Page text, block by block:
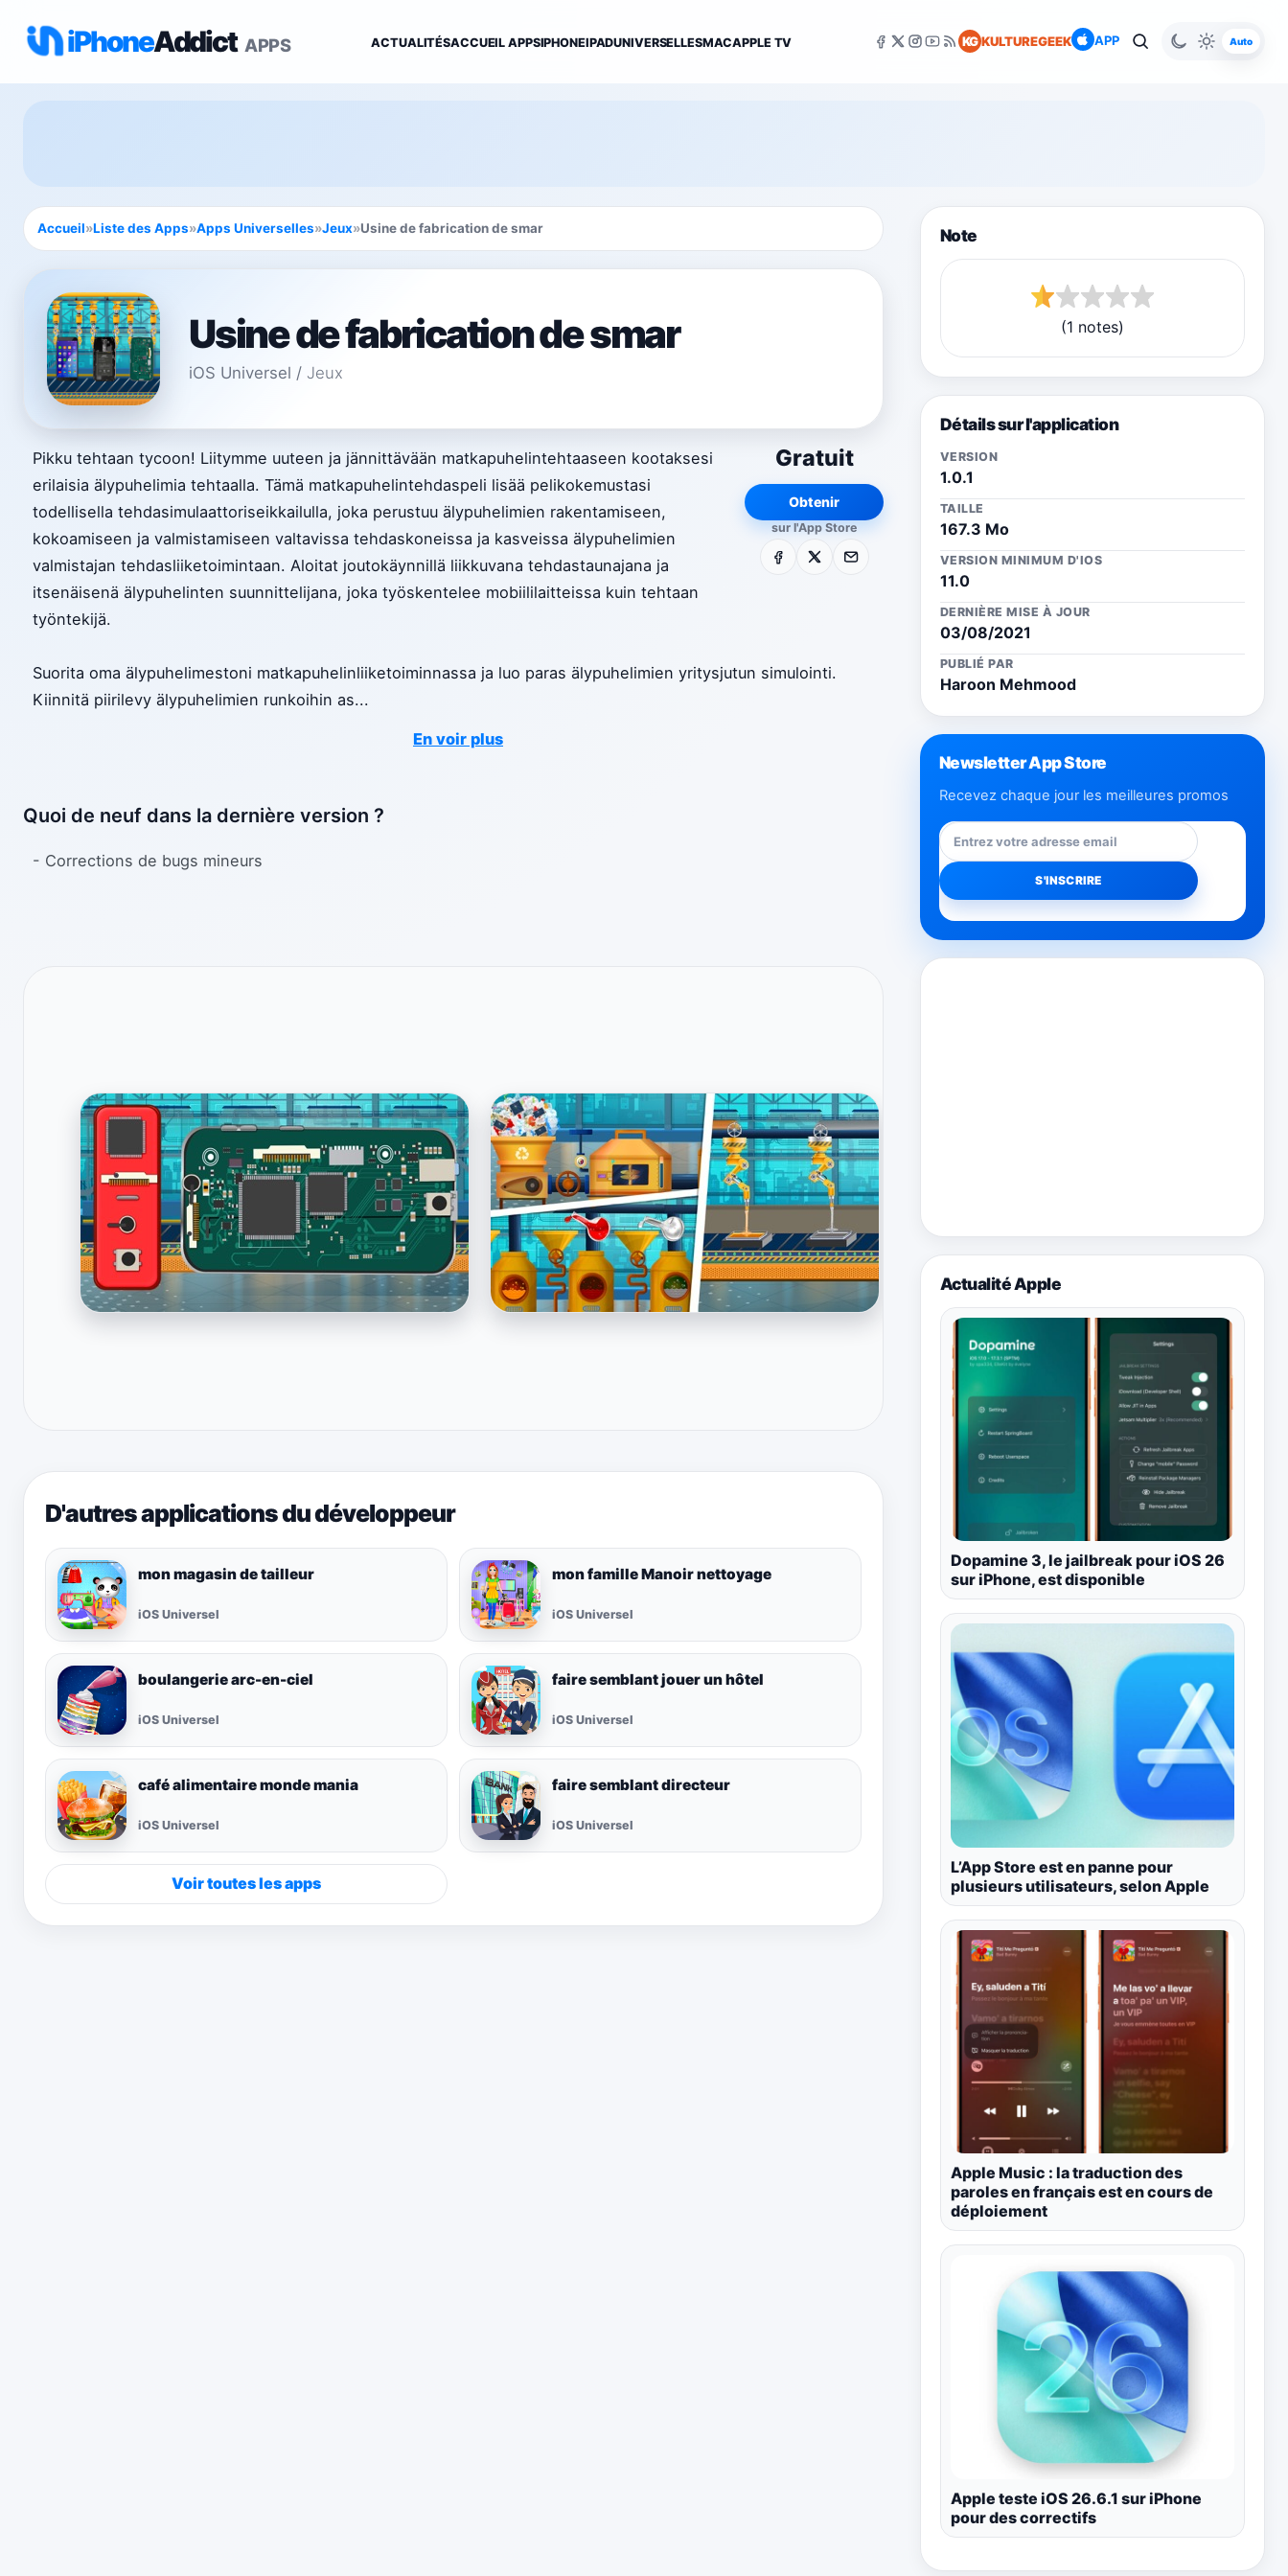
iPhoneAddict APPS ACTUALITÉSACCUEIL APPSIPHONEIPADUNIVERSELLESMACAPPLE TV KG KULTUREGEEK APP Auto
Accueil»Liste des Apps»Apps Universelles»Jeux»Usine de fabrication de smar
Usine de fabrication de smar
iOS Universel / Jeux
Gratuit
Obtenir
sur l'App Store
Facebook E-mail
Pikku tehtaan tycoon! Liitymme uuteen ja jännittävään matkapuhelintehtaaseen kootaksesi
erilaisia ​​älypuhelimia tehtaalla. Tämä matkapuhelintehdaspeli lisää pelikokemustasi
todellisella tehdasimulaattoriseikkailulla, joka perustuu älypuhelimien rakentamiseen,
kokoamiseen ja valmistamiseen valtavissa tehdaskoneissa ja kasveissa älypuhelimien
valmistajan tehdasliiketoimintaan. Aloitat joutokäynnillä liikkuvana tehdastaunajana ja
itsenäisenä älypuhelinten suunnittelijana, joka työskentelee mobiililaitteissa kuin tehtaan
työntekijä.
Suorita oma älypuhelimestoni matkapuhelinliiketoiminnassa ja luo paras älypuhelimien yritysjutun simulointi.
Kiinnitä piirilevy älypuhelimien runkoihin as...
En voir plus
Quoi de neuf dans la dernière version ?
- Corrections de bugs mineurs
D'autres applications du développeur
mon magasin de tailleur
iOS Universel
mon famille Manoir nettoyage
iOS Universel
boulangerie arc-en-ciel
iOS Universel
faire semblant jouer un hôtel
iOS Universel
café alimentaire monde mania
iOS Universel
faire semblant directeur
iOS Universel
Voir toutes les apps
Note
(1 notes)
Détails sur l'application
VERSION
1.0.1
TAILLE
167.3 Mo
VERSION MINIMUM D'IOS
11.0
DERNIÈRE MISE À JOUR
03/08/2021
PUBLIÉ PAR
Haroon Mehmood
Newsletter App Store
Recevez chaque jour les meilleures promos
Actualité Apple
Dopamine 3, le jailbreak pour iOS 26
sur iPhone, est disponible
L’App Store est en panne pour
plusieurs utilisateurs, selon Apple
Apple Music : la traduction des
paroles en français est en cours de
déploiement
Apple teste iOS 26.6.1 sur iPhone
pour des correctifs